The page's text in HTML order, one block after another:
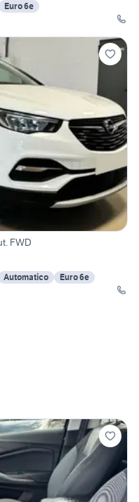
Euro 6e
FWD
Automatico
Euro 6e